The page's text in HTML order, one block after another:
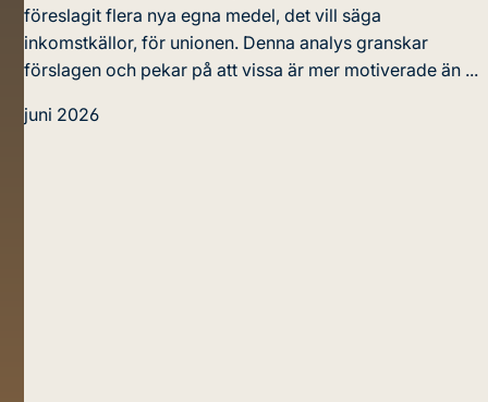
föreslagit flera nya egna medel, det vill säga
inkomstkällor, för unionen. Denna analys granskar
förslagen och pekar på att vissa är mer motiverade än ...
juni 2026